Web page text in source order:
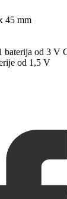
45 mm
baterija od 3 V
od 1,5 V